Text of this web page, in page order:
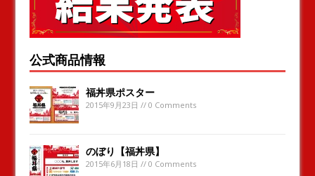
公式商品情報
福丼県ポスター
2015年9月23日 // 0 Comments
のぼり【福丼県】
2015年6月18日 // 0 Comments